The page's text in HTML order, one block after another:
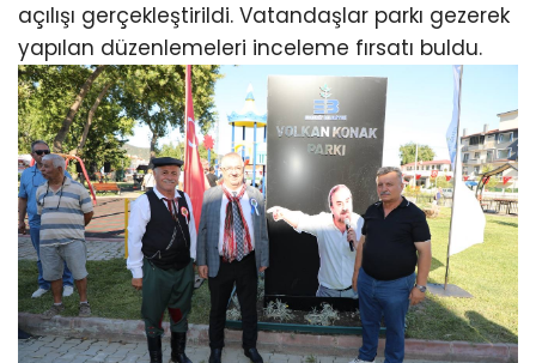
açılışı gerçekleştirildi. Vatandaşlar parkı gezerek
yapılan düzenlemeleri inceleme fırsatı buldu.